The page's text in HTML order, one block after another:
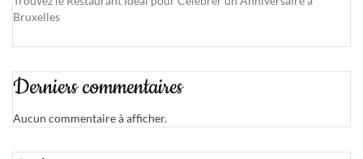
Bruxelles
Derniers commentaires
Aucun commentaire à afficher.